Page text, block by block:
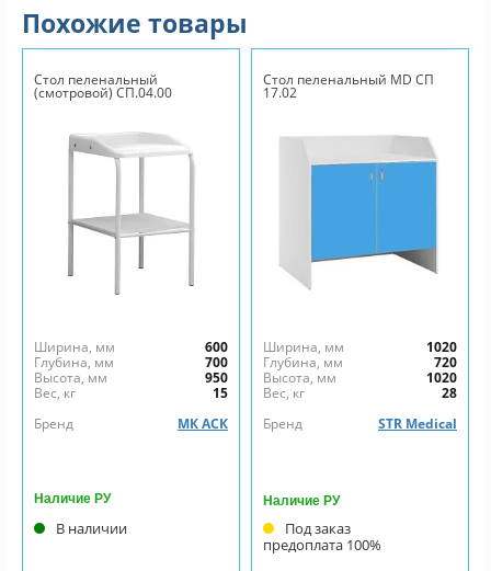
Похожие товары
Стол пеленальный
(смотровой) СП.04.00
Ширина, мм
600
Глубина, мм
700
Высота, мм
950
Вес, кг
15
Бренд
МК АСК
Наличие РУ
В наличии
Стол пеленальный MD СП
17.02
Ширина, мм
1020
Глубина, мм
720
Высота, мм
1020
Вес, кг
28
Бренд
STR Medical
Наличие РУ
Под заказ
предоплата 100%